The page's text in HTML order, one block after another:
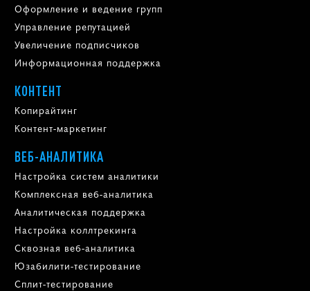
Оформление и ведение групп
Управление репутацией
Увеличение подписчиков
Информационная поддержка
КОНТЕНТ
Копирайтинг
Контент-маркетинг
ВЕБ-АНАЛИТИКА
Настройка систем аналитики
Комплексная веб-аналитика
Аналитическая поддержка
Настройка коллтрекинга
Сквозная веб-аналитика
Юзабилити-тестирование
Сплит-тестирование